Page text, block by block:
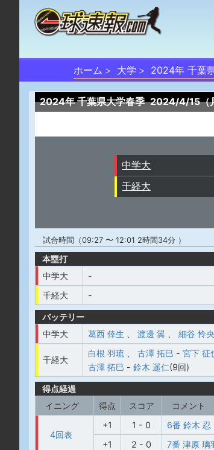
ホーム 大学 2024年 千葉
2024年 千葉県大学春季 2024/4/15（
中学大
千経大
試合時間（09:27 〜 12:01 2時間34分 ）
本塁打
中学大
-
千経大
-
バッテリー
中学大
葛西 倖生 渡邊 翼 細谷 怜央
千経大
白根 羽琉 古澤 拓巳 - 宮下 征
古澤 拓巳 - 鈴木 遥仁(9回)
得点経過
イニング
得点 スコア コメント
4回表
+1 1 - 0 6番 鈴木 忍
+1
2 - 0 7番 津原 璃